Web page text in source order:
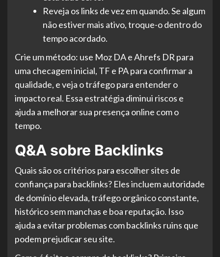
Reveja os links de vez em quando. Se algum
não estiver mais ativo, troque-o dentro do
tempo acordado.
Crie um método: use Moz DA e Ahrefs DR para
uma checagem inicial, TF e PA para confirmar a
qualidade, e veja o tráfego para entender o
impacto real. Essa estratégia diminui riscos e
ajuda a melhorar sua presença online com o
tempo.
Q&A sobre Backlinks
Quais são os critérios para escolher sites de
confiança para backlinks? Eles incluem autoridade
de domínio elevada, tráfego orgânico constante,
histórico sem manchas e boa reputação. Isso
ajuda a evitar problemas com backlinks ruins que
podem prejudicar seu site.